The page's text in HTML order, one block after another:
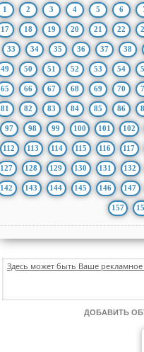
1 2 3 4 5 6
17 18 19 20 21 22
33 34 35 36 37 38
49 50 51 52 53 54
65 66 67 68 69 70
81 82 83 84 85 86
97 98 99 100 101 102
112 113 114 115 116 117
127 128 129 130 131 132
142 143 144 145 146 147
157
Здесь может быть Ваше
ДОБАВИТЬ